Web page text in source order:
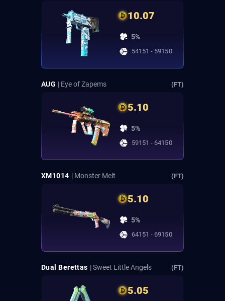
10.07
5%
54151 - 59150
AUG | Eye of Zapems (FT)
5.10
5%
59151 - 64150
XM1014 | Monster Melt (FT)
5.10
5%
64151 - 69150
Dual Berettas | Sweet Little Angels (FT)
5.05